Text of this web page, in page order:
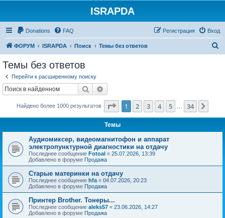
ISRAPDA
Donations FAQ Вход
Регистрация
ФОРУМ ISRAPDA Поиск Темы без ответов
Темы без ответов
Перейти к расширенному поиску
Поиск
Найдено более 1000 результатов Страница из 34
1 2 3 4 5 34
Темы
Аудиомиксер, видеомагнитофон и аппарат
электропунктурной диагностики на отдачу
Последнее сообщение Fotoal « 25.07.2026, 13:39
Добавлено в форуме Продажа
Старые материнки на отдачу
Последнее сообщение hfa « 04.07.2026, 20:23
Добавлено в форуме Продажа
Принтер Brother. Тонеры...
Последнее сообщение aleks57 « 23.06.2026, 14:27
Добавлено в форуме Продажа